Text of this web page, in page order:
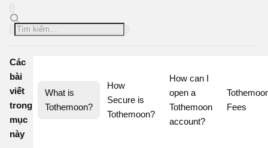
Các
bài
viết
trong
mục
này
What is
Tothemoon?
How
Secure is
Tothemoon?
How can I
open a
Tothemoon
account?
Fees